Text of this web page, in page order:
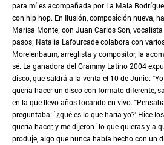
para mí es acompañada por La Mala
con hip hop. En Ilusión, composición nueva,
Marisa Monte; con Juan Carlos Son,
pasos; Natalia Lafourcade colabora con
Morelenbaum, arreglista y compositor, la
sé. La ganadora del Grammy Latino 2004
disco, que saldrá a la venta el 10 de Junio:
quería hacer un disco con formato diferente,
en la que llevo años tocando en vivo.
preguntaba: `¿qué es lo que haría yo?' Hice
quería hacer, y me dijeron `lo que quieras y a
produje, algo que nunca había hecho con un